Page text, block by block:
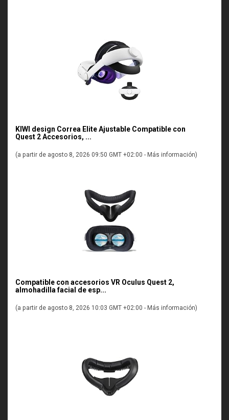
KIWI design Correa Elite Ajustable Compatible con
Quest 2 Accesorios, ...
(a partir de agosto 8, 2026 09:50 GMT +02:00 - Más información)
Compatible con accesorios VR Oculus Quest 2,
almohadilla facial de esp...
(a partir de agosto 8, 2026 10:03 GMT +02:00 - Más información)